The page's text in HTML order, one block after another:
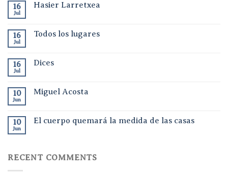
16
Jul
Hasier Larretxea
16
Jul
Todos los lugares
16
Jul
Dices
10
Jun
Miguel Acosta
10
Jun
El cuerpo quemará la medida de las casas
RECENT COMMENTS